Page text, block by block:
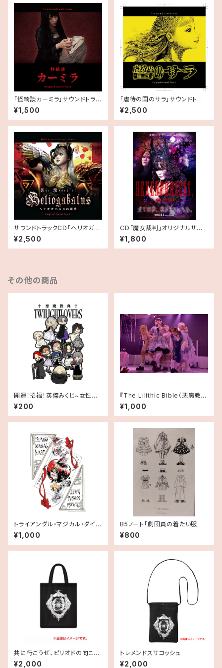
「怪綺談カーミラ」サウンドトラッ
クCD
¥1,500
「虐待の国のサラ」サウンドトラッ
クCD
¥2,500
サウンドトラックCD「ヘリオガバ
ルスの薔薇」
¥2,500
CD「魔女裁判」オリジナルサウ
ンドトラック
¥1,800
その他の商品
開運！招福！英傑みくじ~女性歴1
0025年~
¥200
『The Lilithic Bible（悪魔教
典）: The Second Coming』
本番映像＋デジタル台本
¥1,000
トライアングル・マジカル・ダイア
リー
¥1,000
B5ノート「劇団員の着たい服イ
ラストVer.」
¥800
共に行こうぜ、ピリオドの向こう
へ！お出かけトート
¥2,000
トレメンドスサコッシュ
¥2,000